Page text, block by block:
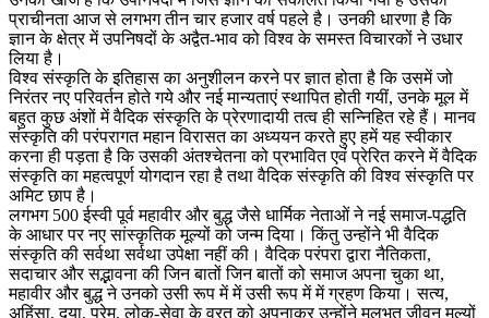
प्राचीनता आज से लगभग तीन चार हजार वर्ष पहले है। उनकी धारणा है कि
ज्ञान के क्षेत्र में उपनिषदों के अद्वैत-भाव को विश्व के समस्त विचारकों ने उधार
लिया है।
विश्व संस्कृति के इतिहास का अनुशीलन करने पर ज्ञात होता है कि उसमें जो
निरंतर नए परिवर्तन होते गये और नई मान्यताएं स्थापित होती गयीं, उनके मूल में
बहुत कुछ अंशों में वैदिक संस्कृति के प्रेरणादायी तत्व ही सन्निहित रहे हैं। मानव
संस्कृति की परंपरागत महान विरासत का अध्ययन करते हुए हमें यह स्वीकार
करना ही पड़ता है कि उसकी अंतश्चेतना को प्रभावित एवं प्रेरित करने में वैदिक
संस्कृति का महत्वपूर्ण योगदान रहा है तथा वैदिक संस्कृति की विश्व संस्कृति पर
अमिट छाप है।
लगभग 500 ईस्वी पूर्व महावीर और बुद्ध जैसे धार्मिक नेताओं ने नई समाज-पद्धति
के आधार पर नए सांस्कृतिक मूल्यों को जन्म दिया। किंतु उन्होंने भी वैदिक
संस्कृति की सर्वथा सर्वथा उपेक्षा नहीं की। वैदिक परंपरा द्वारा नैतिकता,
सदाचार और सद्भावना की जिन बातों जिन बातों को समाज अपना चुका था,
महावीर और बुद्ध ने उनको उसी रूप में में उसी रूप में में ग्रहण किया। सत्य,
अहिंसा, दया, प्रेम, लोक-सेवा के व्रत को अपनाकर उन्होंने मूलभूत जीवन मूल्यों